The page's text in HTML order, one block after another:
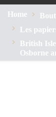
Home
Les
British
Osborne